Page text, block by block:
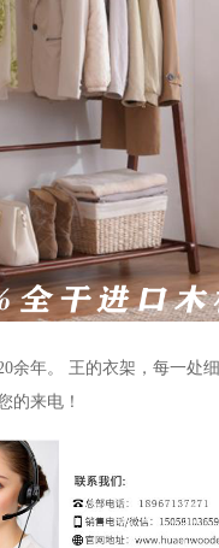
余年。 王的衣架，每一处
的来电！